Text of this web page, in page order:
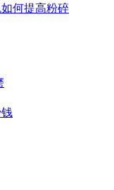
何提高粉碎